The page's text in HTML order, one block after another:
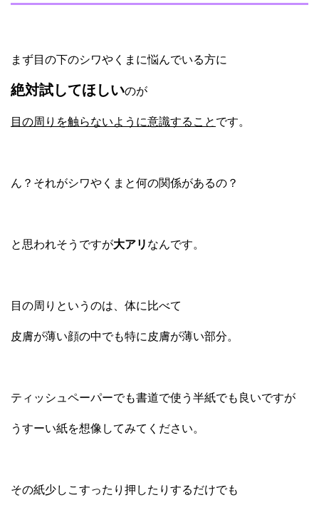
まず目の下のシワやくまに悩んでいる方に
絶対試してほしいのが
目の周りを触らないように意識すること です。
ん？それがシワやくまと何の関係があるの？
と思われそうですが大アリ なんです。
目の周りというのは、体に比べて
皮膚が薄い顔の中でも特に皮膚が薄い部分。
ティッシュペーパーでも書道で使う半紙でも良いですが
うすーい紙を想像してみてください。
その紙少しこすったり押したりするだけでも